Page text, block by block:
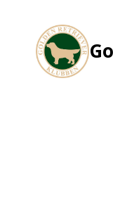
content